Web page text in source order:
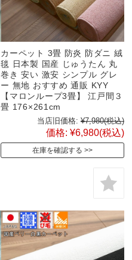
カーペット 3畳 防炎 防ダニ 絨
毯 日本製 国産 じゅうたん 丸
巻き 安い 激安 シンプル グレ
ー 無地 おすすめ 通販 KYY
【マロンループ3畳】 江戸間３
畳 176×261cm
当店旧価格: ¥7,980(税込)
価格: ¥6,980(税込)
在庫を確認する